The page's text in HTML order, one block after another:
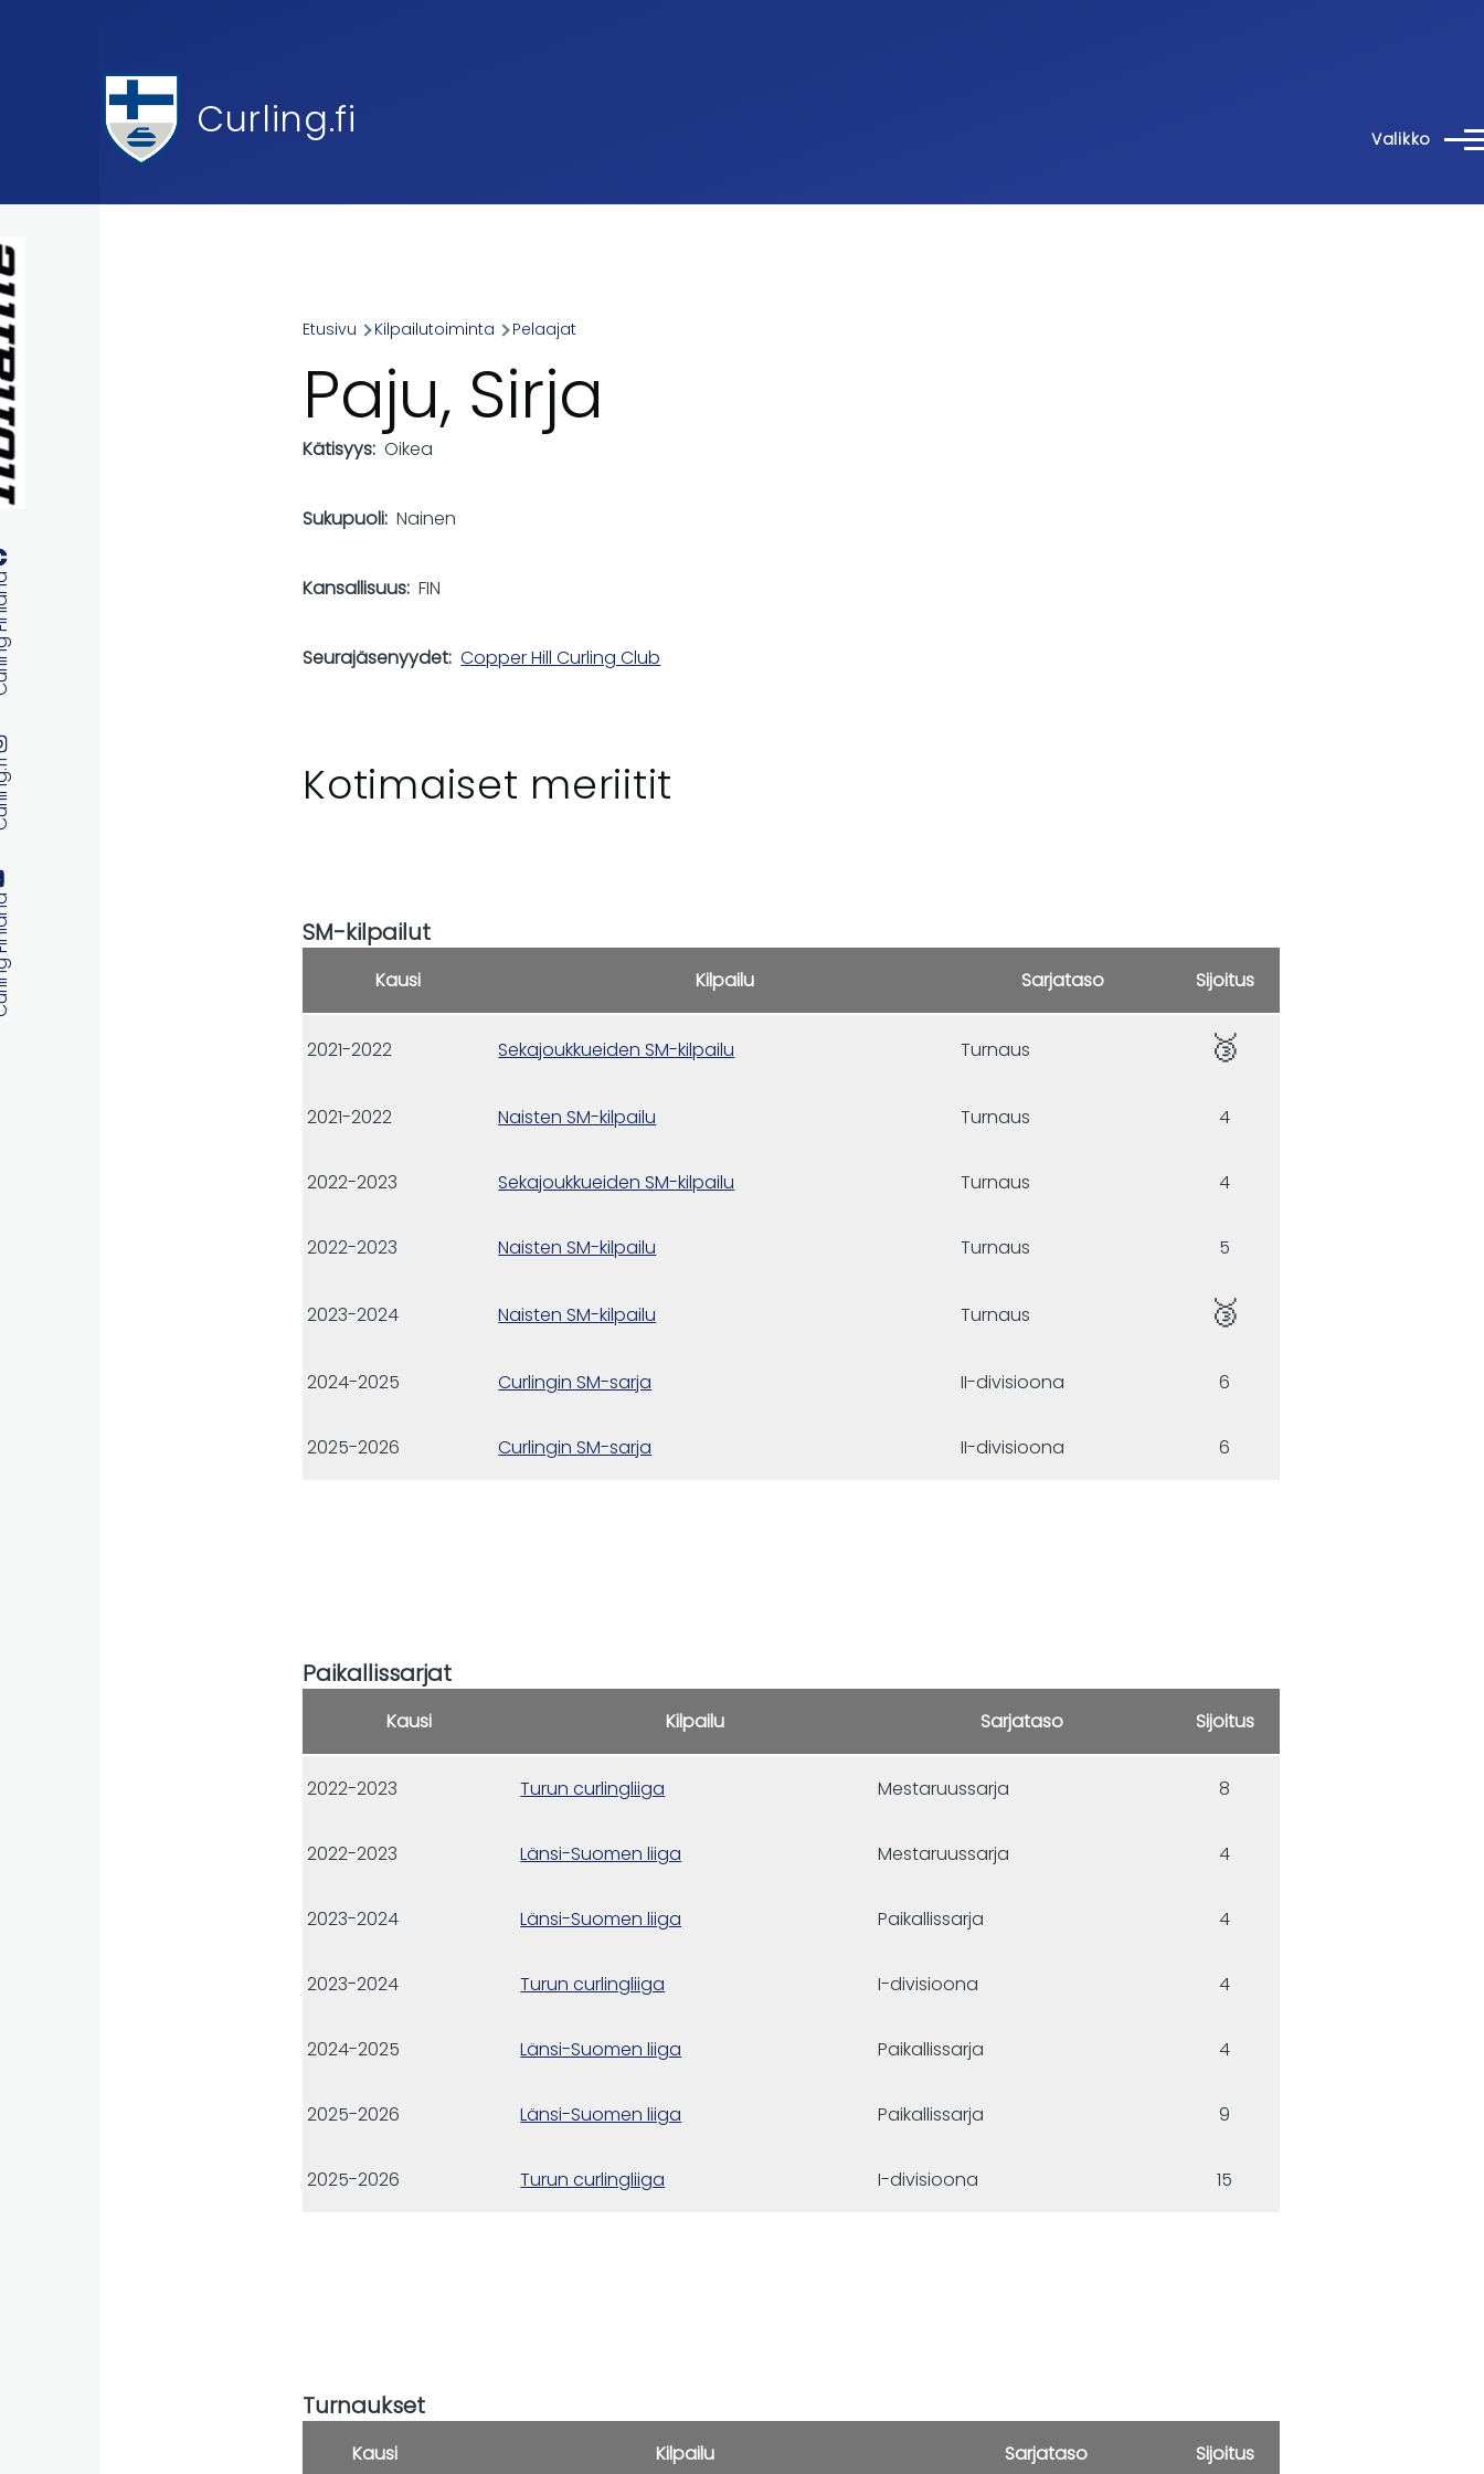
Curling.fi Valikko
Breadcrumb
Etusivu Kilpailutoiminta Pelaajat
Paju, Sirja
Kätisyys Oikea
Sukupuoli Nainen
Kansallisuus FIN
Seurajäsenyydet Copper Hill Curling Club
Kotimaiset meriitit
SM-kilpailut
Kausi Kilpailu Sarjataso Sijoitus
2021-2022 Sekajoukkueiden SM-kilpailu Turnaus 🥉
2021-2022 Naisten SM-kilpailu Turnaus 4
2022-2023 Sekajoukkueiden SM-kilpailu Turnaus 4
2022-2023 Naisten SM-kilpailu Turnaus 5
2023-2024 Naisten SM-kilpailu Turnaus 🥉
2024-2025 Curlingin SM-sarja II-divisioona 6
2025-2026 Curlingin SM-sarja II-divisioona 6
Paikallissarjat
Kausi Kilpailu Sarjataso Sijoitus
2022-2023 Turun curlingliiga Mestaruussarja 8
2022-2023 Länsi-Suomen liiga Mestaruussarja 4
2023-2024 Länsi-Suomen liiga Paikallissarja 4
2023-2024 Turun curlingliiga I-divisioona 4
2024-2025 Länsi-Suomen liiga Paikallissarja 4
2025-2026 Länsi-Suomen liiga Paikallissarja 9
2025-2026 Turun curlingliiga I-divisioona 15
Turnaukset
Kausi Kilpailu Sarjataso Sijoitus